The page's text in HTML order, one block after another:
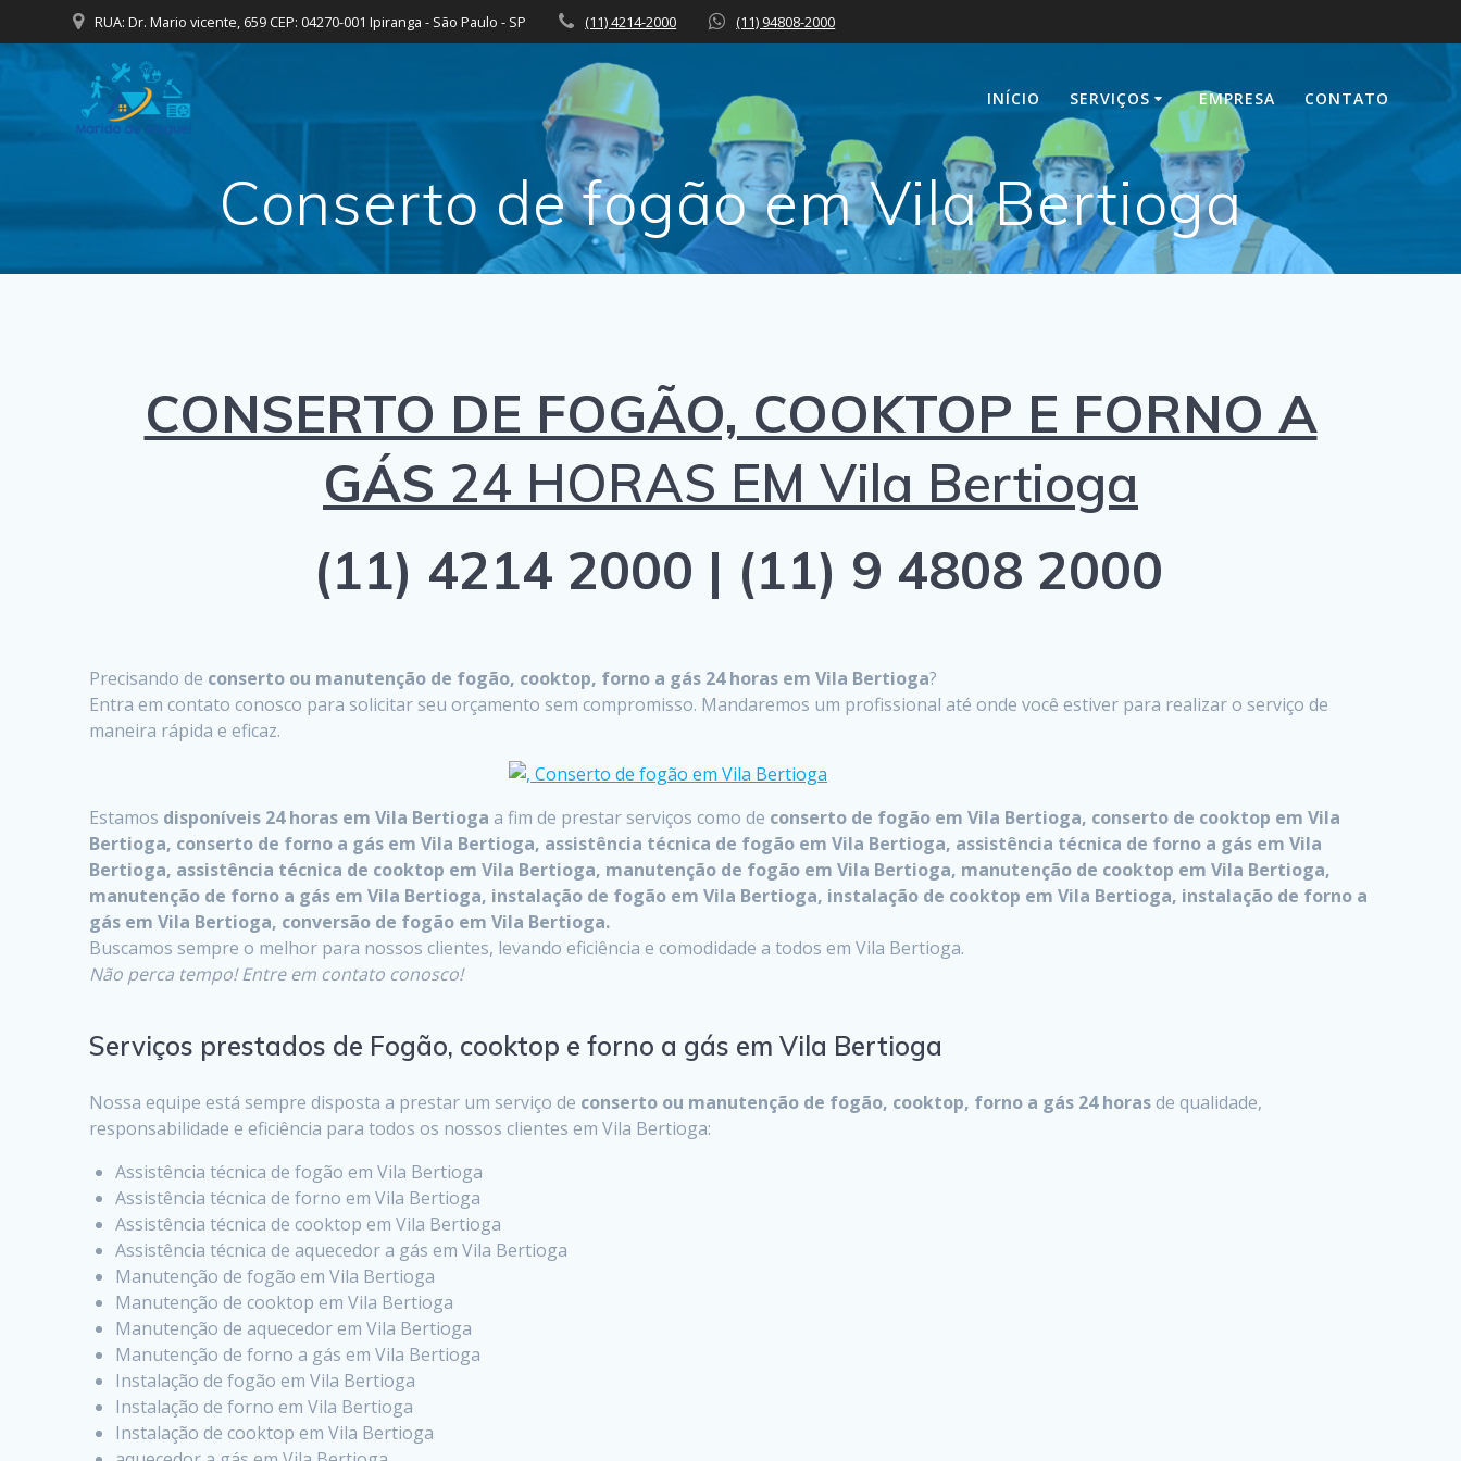
to
RUA: Dr. Mario vicente, 659 CEP: 04270-001 Ipiranga - São Paulo - SP (11) 4214-2000 (11) 94808-2000
INÍCIO SERVIÇOS EMPRESA CONTATO
Conserto de fogão em Vila Bertioga
CONSERTO DE FOGÃO, COOKTOP E FORNO A
GÁS 24 HORAS EM Vila Bertioga
(11) 4214 2000 | (11) 9 4808 2000
Precisando de conserto ou manutenção de fogão, cooktop, forno a gás 24 horas em Vila Bertioga?
Entra em contato conosco para solicitar seu orçamento sem compromisso. Mandaremos um profissional até onde você estiver para realizar o serviço de
maneira rápida e eficaz.
Estamos disponíveis 24 horas em Vila Bertiogaa fim de prestar serviços como de conserto de fogão em Vila Bertioga, conserto de cooktop em Vila
Bertioga, conserto de forno a gás em Vila Bertioga, assistência técnica de fogão em Vila Bertioga, assistência técnica de forno a gás em Vila
Bertioga, assistência técnica de cooktop em Vila Bertioga, manutenção de fogão em Vila Bertioga, manutenção de cooktop em Vila Bertioga,
manutenção de forno a gás em Vila Bertioga, instalação de fogão em Vila Bertioga, instalação de cooktop em Vila Bertioga, instalação de forno a
gás em Vila Bertioga, conversão de fogão em Vila Bertioga.
Buscamos sempre o melhor para nossos clientes, levando eficiência e comodidade a todos em Vila Bertioga.
Não perca tempo! Entre em contato conosco!
Serviços prestados de Fogão, cooktop e forno a gás em Vila Bertioga
Nossa equipe está sempre disposta a prestar um serviço de conserto ou manutenção de fogão, cooktop, forno a gás 24 horasde qualidade,
responsabilidade e eficiência para todos os nossos clientes em Vila Bertioga:
Assistência técnica de fogão em Vila Bertioga
Assistência técnica de forno em Vila Bertioga
Assistência técnica de cooktop em Vila Bertioga
Assistência técnica de aquecedor a gás em Vila Bertioga
Manutenção de fogão em Vila Bertioga
Manutenção de cooktop em Vila Bertioga
Manutenção de aquecedor em Vila Bertioga
Manutenção de forno a gás em Vila Bertioga
Instalação de fogão em Vila Bertioga
Instalação de forno em Vila Bertioga
Instalação de cooktop em Vila Bertioga